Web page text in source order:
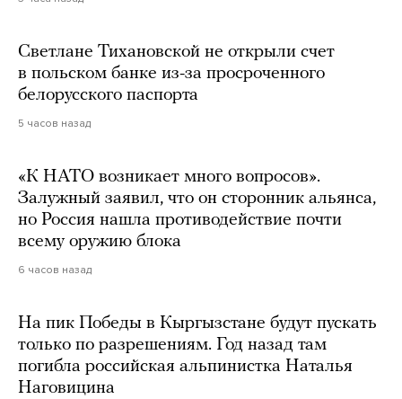
Светлане Тихановской не открыли счет
в польском банке из-за просроченного
белорусского паспорта
5 часов назад
«К НАТО возникает много вопросов».
Залужный заявил, что он сторонник альянса,
но Россия нашла противодействие почти
всему оружию блока
6 часов назад
На пик Победы в Кыргызстане будут пускать
только по разрешениям. Год назад там
погибла российская альпинистка Наталья
Наговицина